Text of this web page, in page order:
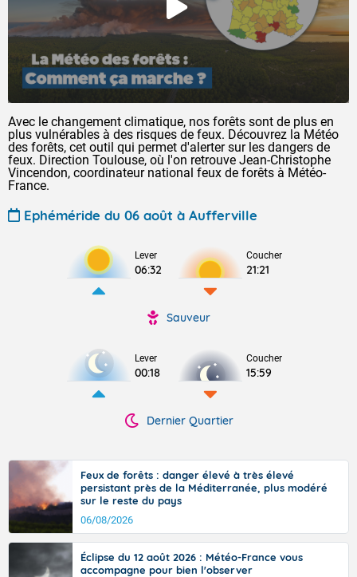
Avec le changement climatique, nos forêts sont de plus en
plus vulnérables à des risques de feux. Découvrez la Météo
des forêts, cet outil qui permet d'alerter sur les dangers de
feux. Direction Toulouse, où l'on retrouve Jean-Christophe
Vincendon, coordinateur national feux de forêts à Météo-
France.
Ephéméride du 06 août à Aufferville
Lever
06:32
Coucher
21:21
Sauveur
Lever
00:18
Coucher
15:59
Dernier Quartier
Feux de forêts : danger élevé à très élevé
persistant près de la Méditerranée, plus modéré
sur le reste du pays
06/08/2026
Éclipse du 12 août 2026 : Météo-France vous
accompagne pour bien l'observer